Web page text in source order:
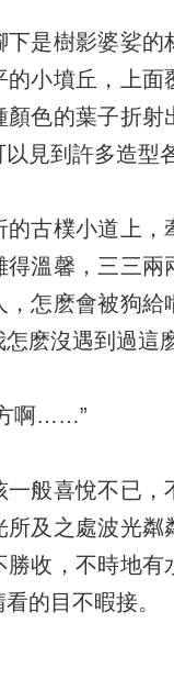
下是樹影婆娑
的小墳丘，上
顏色的葉子折
以見到許多造型
的古樸小道上
得溫馨，三三
，怎麽會被狗
麽沒遇到過這
啊……”
一般喜悅不已
所及之處波光
勝收，不時地
的目不暇接。